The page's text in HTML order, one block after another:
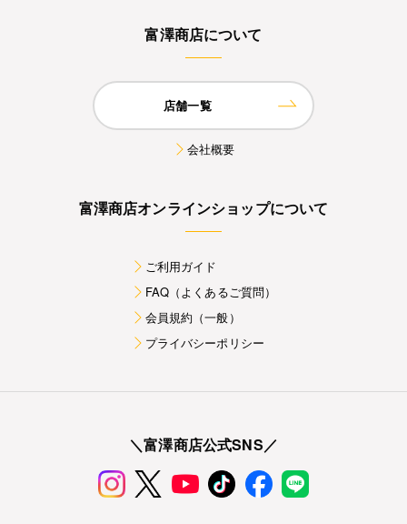
富澤商店について
店舗一覧
会社概要
富澤商店オンラインショップについて
ご利用ガイド
FAQ（よくあるご質問）
会員規約（一般）
プライバシーポリシー
＼富澤商店公式SNS／